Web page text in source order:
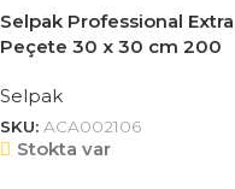
Selpak Professional Extra
Peçete 30 x 30 cm 200
Selpak
SKU: ACA002106
Stokta var